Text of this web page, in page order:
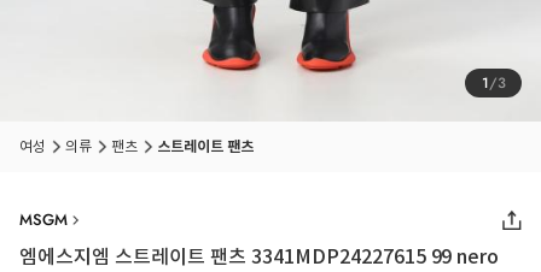
1/3
여성 의류 팬츠 스트레이트 팬츠
MSGM
엠에스지엠 스트레이트 팬츠 3341MDP24227615 99 nero